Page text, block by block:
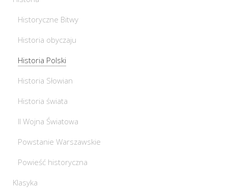
Historyczne Bitwy
Historia obyczaju
Historia Polski
Historia Słowian
Historia świata
II Wojna Światowa
Powstanie Warszawskie
Powieść historyczna
Klasyka